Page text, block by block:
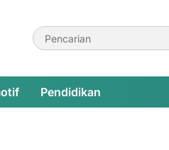
Pendidikan